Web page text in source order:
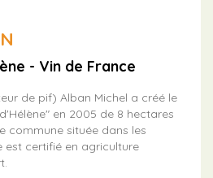
- Vin de France
de pif) Alban Michel a créé le
en 2005 de 8 hectares
commune située dans les
est certifié en agriculture